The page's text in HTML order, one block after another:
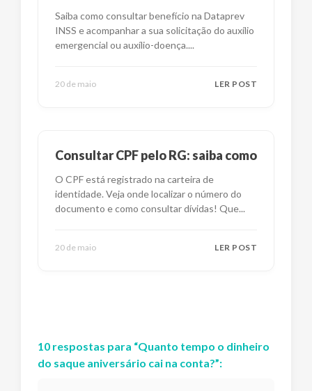
Saiba como consultar benefício na Dataprev
INSS e acompanhar a sua solicitação do auxílio
emergencial ou auxílio-doença....
20 de maio LER POST
Consultar CPF pelo RG: saiba como
O CPF está registrado na carteira de
identidade. Veja onde localizar o número do
documento e como consultar dívidas! Que...
20 de maio LER POST
10 respostas para “Quanto tempo o dinheiro
do saque aniversário cai na conta?”: